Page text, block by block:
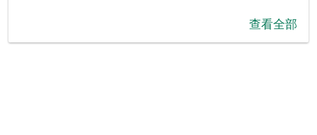
查看全部